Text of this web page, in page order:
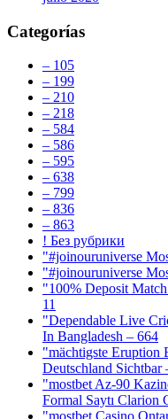
Categorías
– 105
– 199
– 210
– 218
– 584
– 586
– 595
– 638
– 799
– 836
– 863
! Без рубрики
"#joinouruniverse
"#joinouruniverse
"100% Deposit
11
"Dependable Live
In Bangladesh – 664
"mächtigste Eruption
Deutschland Sichtbar
"mostbet Az-90
Formal Saytı Clarion